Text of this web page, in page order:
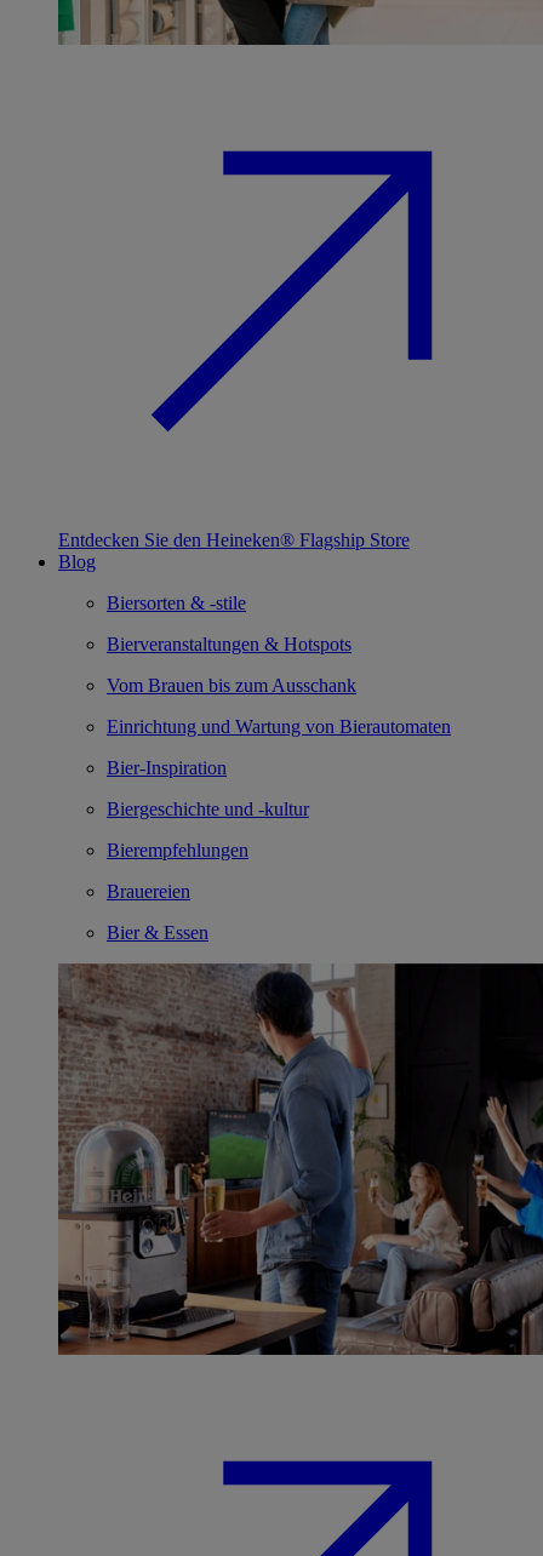
Entdecken Sie den Heineken® Flagship Store
Blog
Biersorten & -stile
Bierveranstaltungen & Hotspots
Vom Brauen bis zum Ausschank
Einrichtung und Wartung von Bierautomaten
Bier-Inspiration
Biergeschichte und -kultur
Bierempfehlungen
Brauereien
Bier & Essen